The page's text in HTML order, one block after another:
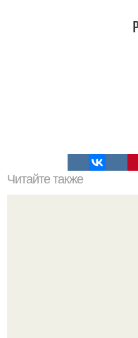
Читайте также